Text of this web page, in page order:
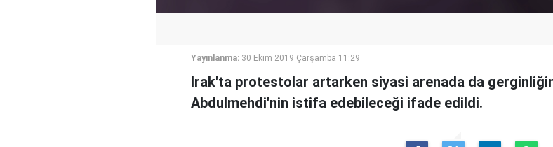
Yayınlanma: 30 Ekim 2019 Çarşamba 11:29
Irak'ta protestolar artarken siyasi arenada da
Abdulmehdi'nin istifa edebileceği ifade edildi.